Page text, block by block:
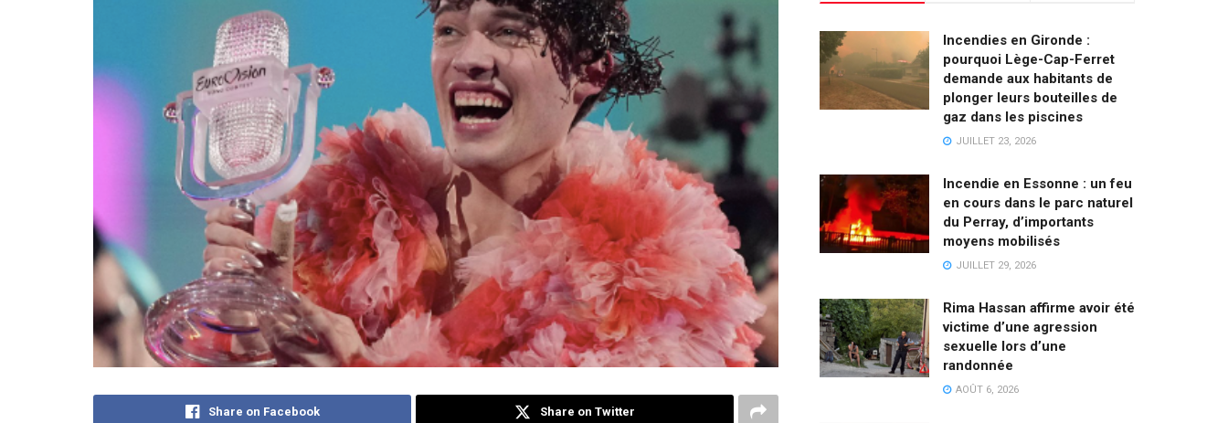
Share on Facebook Share on Twitter
Incendies en Gironde :
pourquoi Lège-Cap-Ferret
demande aux habitants de
plonger leurs bouteilles de
gaz dans les piscines
JUILLET 23, 2026
Incendie en Essonne : un feu
en cours dans le parc naturel
du Perray, d’importants
moyens mobilisés
JUILLET 29, 2026
Rima Hassan affirme avoir été
victime d’une agression
sexuelle lors d’une
randonnée
AOÛT 6, 2026